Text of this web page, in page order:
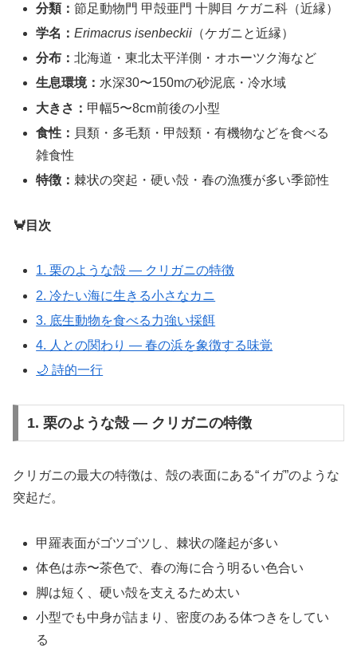
分類：節足動物門 甲殻亜門 十脚目 ケガニ科（近縁）
学名：Erimacrus isenbeckii （ケガニと近縁）
分布：北海道・東北太平洋側・オホーツク海など
生息環境： 水深30〜150mの砂泥底・冷水域
大きさ： 甲幅5〜8cm前後の小型
食性： 貝類・多毛類・甲殻類・有機物などを食べる
雑食性
特徴： 棘状の突起・硬い殻・春の漁獲が多い季節性
🦀目次
1. 栗のような殻 ― クリガニの特徴
2. 冷たい海に生きる小さなカニ
3. 底生動物を食べる力強い採餌
4. 人との関わり ― 春の浜を象徴する味覚
🌙 詩的一行
1. 栗のような殻 ― クリガニの特徴
クリガニの最大の特徴は、殻の表面にある“イガ”のような
突起だ。
甲羅表面がゴツゴツし、棘状の隆起が多い
体色は赤〜茶色で、春の海に合う明るい色合い
脚は短く、硬い殻を支えるため太い
小型でも中身が詰まり、密度のある体つきをしてい
る